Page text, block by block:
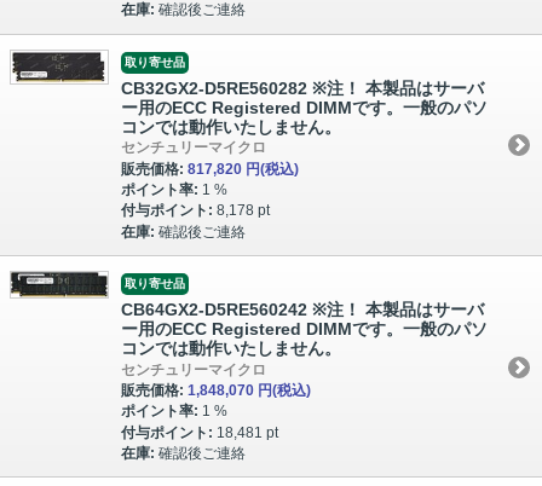
在庫: 確認後ご連絡
取り寄せ品
CB32GX2-D5RE560282 ※注！ 本製品はサーバ
ー用のECC Registered DIMMです。一般のパソ
コンでは動作いたしません。
センチュリーマイクロ
販売価格: 817,820 円(税込)
ポイント率: 1 %
付与ポイント: 8,178 pt
在庫: 確認後ご連絡
取り寄せ品
CB64GX2-D5RE560242 ※注！ 本製品はサーバ
ー用のECC Registered DIMMです。一般のパソ
コンでは動作いたしません。
センチュリーマイクロ
販売価格: 1,848,070 円(税込)
ポイント率: 1 %
付与ポイント: 18,481 pt
在庫: 確認後ご連絡